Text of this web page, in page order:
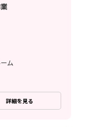
ム
詳細を見る